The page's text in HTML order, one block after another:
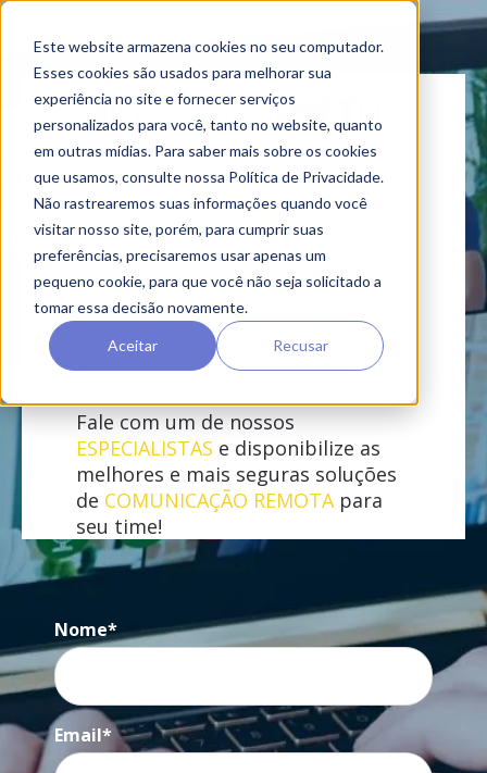
Este website armazena cookies no seu computador.
Esses cookies são usados ​​para melhorar sua
experiência no site e fornecer serviços
personalizados para você, tanto no website, quanto
em outras mídias. Para saber mais sobre os cookies
que usamos, consulte nossa Política de Privacidade.
Não rastrearemos suas informações quando você
visitar nosso site, porém, para cumprir suas
preferências, precisaremos usar apenas um
pequeno cookie, para que você não seja solicitado a
tomar essa decisão novamente.
Aceitar Recusar
Conte com o apoio
do nosso time de
especialistas e
transforme a
operação de sua
empresa
Fale com um de nossos
ESPECIALISTAS e disponibilize as
melhores e mais seguras soluções
de COMUNICAÇÃO REMOTApara
seu time!
Nome*
Email*